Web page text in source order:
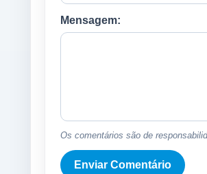
Mensagem:
Os comentários são de